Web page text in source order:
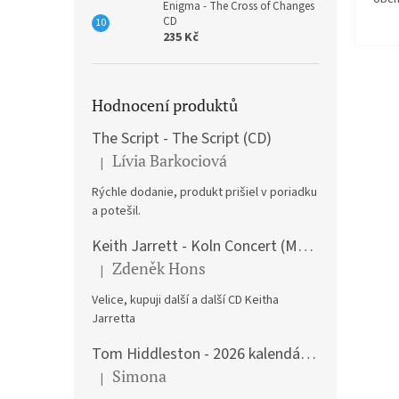
Enigma - The Cross of Changes
CD
235 Kč
Hodnocení produktů
The Script - The Script (CD)
Hodnocení produktu je 5 z 5 hvězdiček.
| Lívia Barkociová
Rýchle dodanie, produkt prišiel v poriadku
a potešil.
Keith Jarrett - Koln Concert (Music CD)
Hodnocení produktu je 5 z 5 hvězdiček.
| Zdeněk Hons
Velice, kupuji další a další CD Keitha
Jarretta
Tom Hiddleston - 2026 kalendář A3
Hodnocení produktu je 5 z 5 hvězdiček.
| Simona